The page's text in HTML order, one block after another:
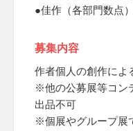
●佳作（各部門数点
募集内容
作者個人の創作によ
※他の公募展等コン
出品不可
※個展やグループ展